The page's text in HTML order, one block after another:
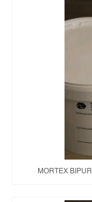
Marques
Actualités
MORTEX